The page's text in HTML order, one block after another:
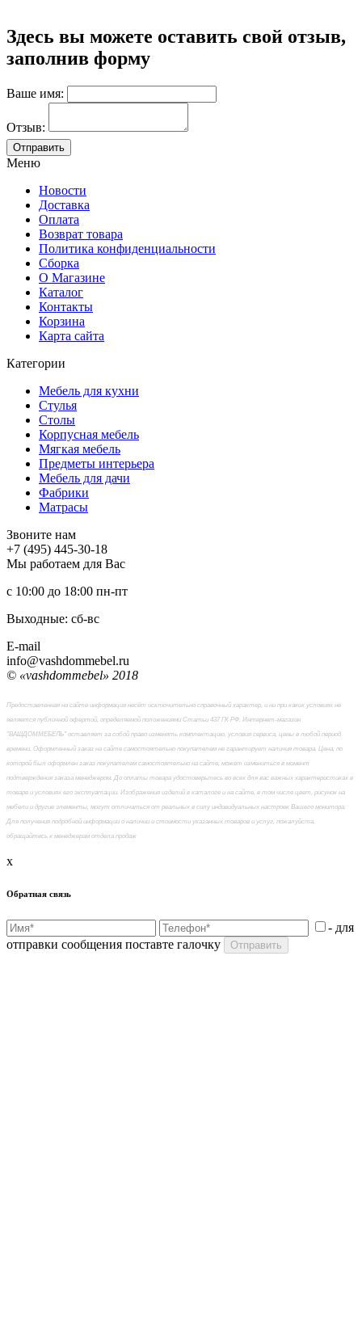
Здесь вы можете оставить свой отзыв,
заполнив форму
Ваше имя:
Отзыв:
Меню
Новости
Доставка
Оплата
Возврат товара
Политика конфиденциальности
Сборка
О Магазине
Каталог
Контакты
Корзина
Карта сайта
Категории
Мебель для кухни
Стулья
Столы
Корпусная мебель
Мягкая мебель
Предметы интерьера
Мебель для дачи
Фабрики
Матраcы
Звоните нам
+7 (495) 445-30-18
Мы работаем для Вас
с 10:00 до 18:00 пн-пт
Выходные: сб-вc
E-mail
info@vashdommebel.ru
© «vashdommebel» 2018
Предоставленная на сайте информация несёт исключительно справочный характер, и ни при каких условиях не
является публичной офертой, определяемой положениями Статьи 437 ГК РФ. Интернет-магазин
"ВАШДОММЕБЕЛЬ" оставляет за собой право изменять комплектацию, условия сервиса, цены в любой период
времени. Оформленный заказ на сайте самостоятельно покупателем не гарантирует наличия товара. Цена, по
которой был оформлен заказ покупателем самостоятельно на сайте, может измениться в момент
подтверждения заказа менеджером. До оплаты товара удостоверьтесь во всех для вас важных характеристиках в
товаре и условиях его эксплуатации. Изображения изделий в каталоге и на сайте, в том числе цвет, рисунок на
мебели и другие элементы, могут отличаться от реальных в силу индивидуальных настроек Вашего монитора.
Для получения подробной информации о наличии и стоимости указанных товаров и услуг, пожалуйста,
обращайтесь к менеджерам отдела продаж
x
Обратная связь
- для
отправки сообщения поставте галочку